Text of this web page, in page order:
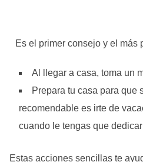
Es el primer consejo y el más
Al llegar a casa, toma un
Prepara tu casa para que
recomendable es irte de
cuando le tengas que
Estas acciones sencillas te